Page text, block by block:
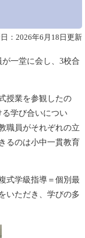
：2026年6月18日更新
一堂に会し、3校合
授業を参観したの
学び合いについ
職員がそれぞれの立
るのは小中一貫教育
式学級指導＝個別最
いただき、学びの多